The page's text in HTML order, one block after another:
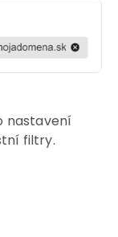
nastavení
filtry.